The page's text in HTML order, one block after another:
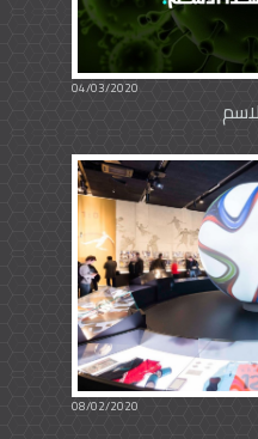
04/03/2020
08/02/2020